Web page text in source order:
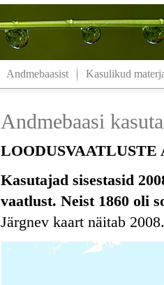
Andmebaasist Kasulikud
Andmebaasi
Kasutajad sisestasid
vaatlust. Neist 1860 oli
Järgnev kaart näitab